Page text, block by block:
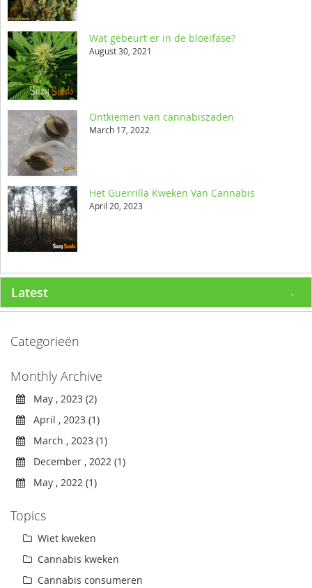
Wat gebeurt er in de bloeifase?
August 30, 2021
Ontkiemen van cannabiszaden
March 17, 2022
Het Guerrilla Kweken Van Cannabis
April 20, 2023
Latest
Categorieën
Monthly Archive
May , 2023 (2)
April , 2023 (1)
March , 2023 (1)
December , 2022 (1)
May , 2022 (1)
Topics
Wiet kweken
Cannabis kweken
Cannabis consumeren